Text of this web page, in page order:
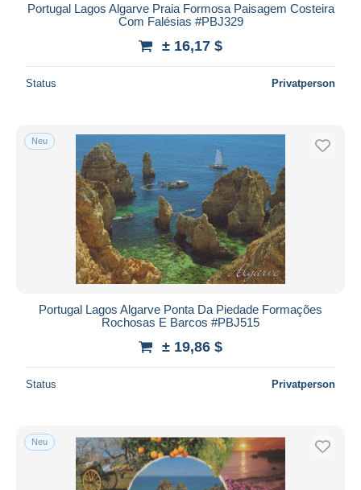
Portugal Lagos Algarve Praia Formosa Paisagem Costeira
Com Falésias #PBJ329
± 16,17 $
Status Privatperson
Neu
Portugal Lagos Algarve Ponta Da Piedade Formações
Rochosas E Barcos #PBJ515
± 19,86 $
Status Privatperson
Neu